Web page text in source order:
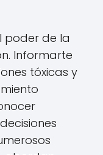
poder de la
Informarte
tóxicas y